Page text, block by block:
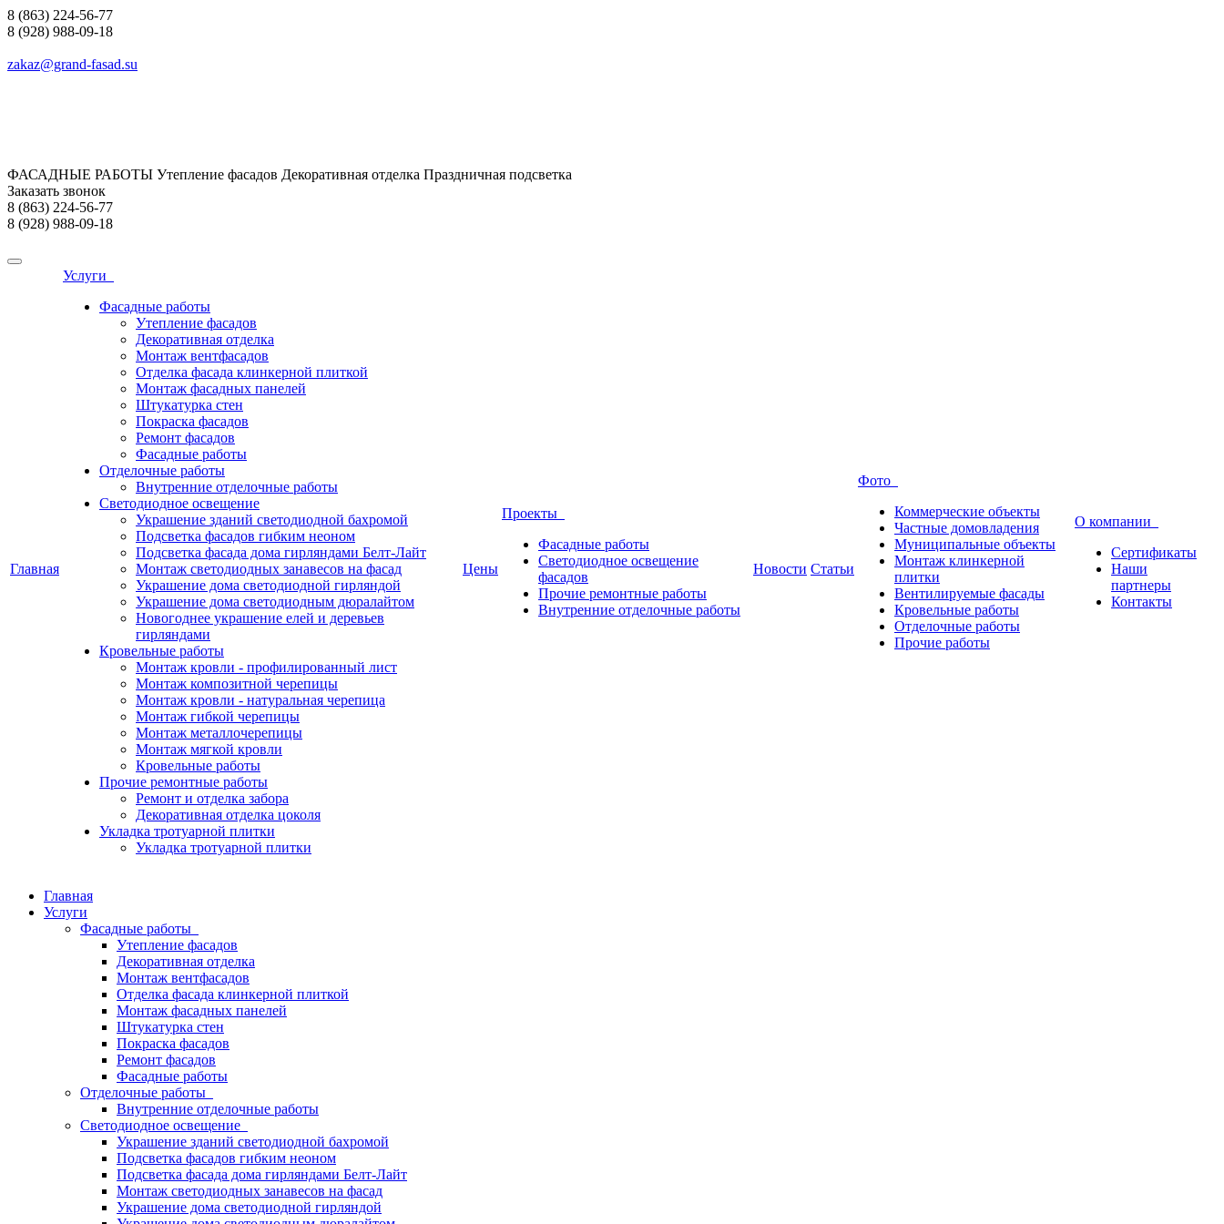
8 (863) 224-56-77
8 (928) 988-09-18
zakaz@grand-fasad.su
ФАСАДНЫЕ РАБОТЫ Утепление фасадов Декоративная отделка Праздничная подсветка
Заказать звонок
8 (863) 224-56-77
8 (928) 988-09-18
Главная
Услуги
Фасадные работы
Утепление фасадов
Декоративная отделка
Монтаж вентфасадов
Отделка фасада клинкерной плиткой
Монтаж фасадных панелей
Штукатурка стен
Покраска фасадов
Ремонт фасадов
Фасадные работы
Отделочные работы
Внутренние отделочные работы
Светодиодное освещение
Украшение зданий светодиодной бахромой
Подсветка фасадов гибким неоном
Подсветка фасада дома гирляндами Белт-Лайт
Монтаж светодиодных занавесов на фасад
Украшение дома светодиодной гирляндой
Украшение дома светодиодным дюралайтом
Новогоднее украшение елей и деревьев
гирляндами
Кровельные работы
Монтаж кровли - профилированный лист
Монтаж композитной черепицы
Монтаж кровли - натуральная черепица
Монтаж гибкой черепицы
Монтаж металлочерепицы
Монтаж мягкой кровли
Кровельные работы
Прочие ремонтные работы
Ремонт и отделка забора
Декоративная отделка цоколя
Укладка тротуарной плитки
Укладка тротуарной плитки
Цены
Проекты
Фасадные работы
Светодиодное освещение
фасадов
Прочие ремонтные работы
Внутренние отделочные работы
Новости Статьи
Фото
Коммерческие объекты
Частные домовладения
Муниципальные объекты
Монтаж клинкерной
плитки
Вентилируемые фасады
Кровельные работы
Отделочные работы
Прочие работы
О компании
Сертификаты
Наши
партнеры
Контакты
Главная
Услуги
Фасадные работы
Утепление фасадов
Декоративная отделка
Монтаж вентфасадов
Отделка фасада клинкерной плиткой
Монтаж фасадных панелей
Штукатурка стен
Покраска фасадов
Ремонт фасадов
Фасадные работы
Отделочные работы
Внутренние отделочные работы
Светодиодное освещение
Украшение зданий светодиодной бахромой
Подсветка фасадов гибким неоном
Подсветка фасада дома гирляндами Белт-Лайт
Монтаж светодиодных занавесов на фасад
Украшение дома светодиодной гирляндой